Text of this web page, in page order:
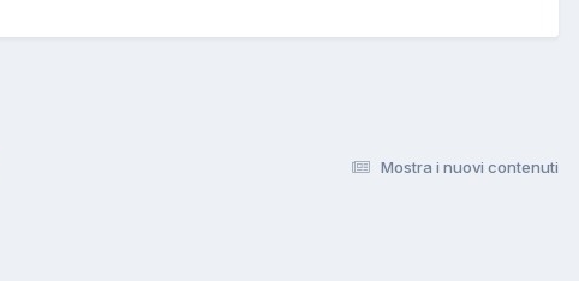
Mostra i nuovi contenuti